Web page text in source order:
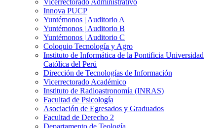
Vicerrectorado Administrativo
Innova PUCP
Yuntémonos | Auditorio A
Yuntémonos | Auditorio B
Yuntémonos | Auditorio C
Coloquio Tecnología y Agro
Instituto de Informática de la Pontificia Universidad
Católica del Perú
Dirección de Tecnologías de Información
Vicerrectorado Académico
Instituto de Radioastronomía (INRAS)
Facultad de Psicología
Asociación de Egresados y Graduados
Facultad de Derecho 2
Departamento de Teología